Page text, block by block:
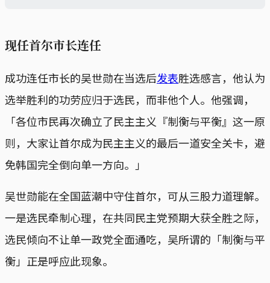
现任首尔市长连任
成功连任市长的吴世勋在当选后发表胜选感言，他认为
选举胜利的功劳应归于选民，而非他个人。他强调，
「各位市民再次确立了民主主义『制衡与平衡』这一原
则，大家让首尔成为民主主义的最后一道安全关卡，避
免韩国完全倒向单一方向。」
吴世勋能在全国蓝潮中守住首尔，可从三股力道理解。
一是选民牵制心理，在共同民主党预期大获全胜之际，
选民倾向不让单一政党全面通吃，吴所谓的「制衡与平
衡」正是呼应此现象。